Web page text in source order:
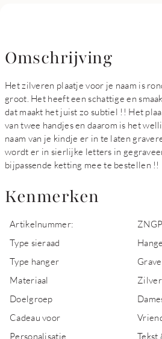
Omschrijving
Het zilveren plaatje voor je naam is
groot. Het heeft een schattige en
dat maakt het juist zo subtiel !! Het
van twee handjes en daarom is het
naam van je kindje er in te laten
wordt er in sierlijke letters in
bijpassende ketting mee te bestellen !!
Kenmerken
Artikelnummer:
Type sieraad
Type hanger
Materiaal
Zilver
Doelgroep
Cadeau voor
Personalisatie
Tekst